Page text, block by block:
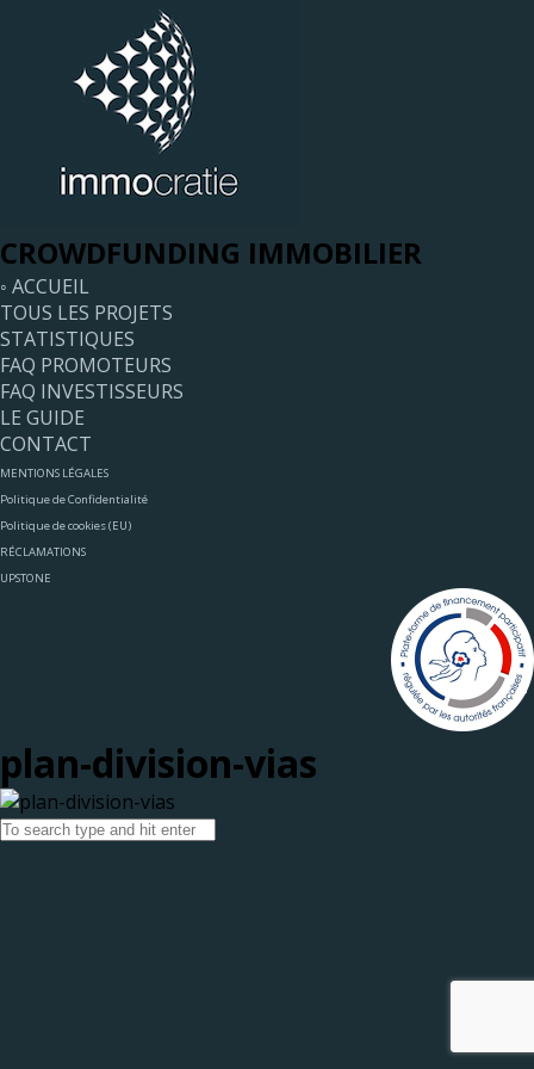
CROWDFUNDING IMMOBILIER
◦ ACCUEIL
TOUS LES PROJETS
STATISTIQUES
FAQ PROMOTEURS
FAQ INVESTISSEURS
LE GUIDE
CONTACT
MENTIONS LÉGALES
Politique de Confidentialité
Politique de cookies (EU)
RÉCLAMATIONS
UPSTONE
plan-division-vias